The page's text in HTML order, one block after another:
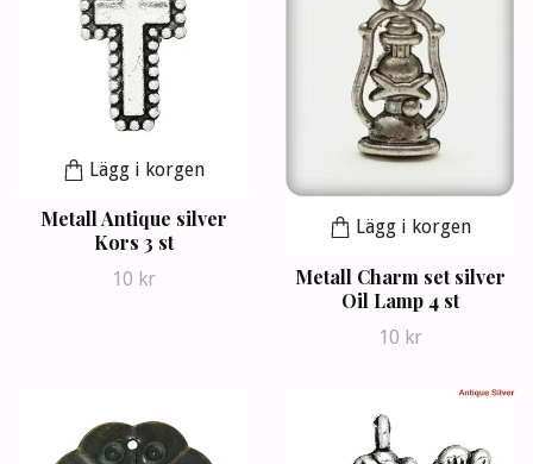
Lägg i korgen
Metall Antique silver
Kors 3 st
10 kr
Lägg i korgen
Metall Charm set silver
Oil Lamp 4 st
10 kr